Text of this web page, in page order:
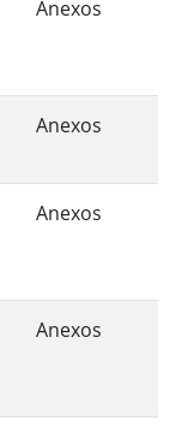
Anexos
Anexos
Anexos
Anexos